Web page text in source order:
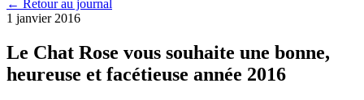
← Retour au journal
1 janvier 2016
Le Chat Rose vous souhaite une bonne,
heureuse et facétieuse année 2016